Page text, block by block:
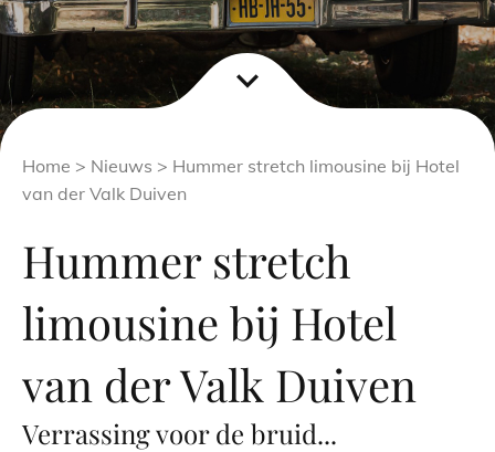
expand_more
Home > Nieuws > Hummer stretch limousine bij Hotel
van der Valk Duiven
Hummer stretch
limousine bij Hotel
van der Valk Duiven
Verrassing voor de bruid...